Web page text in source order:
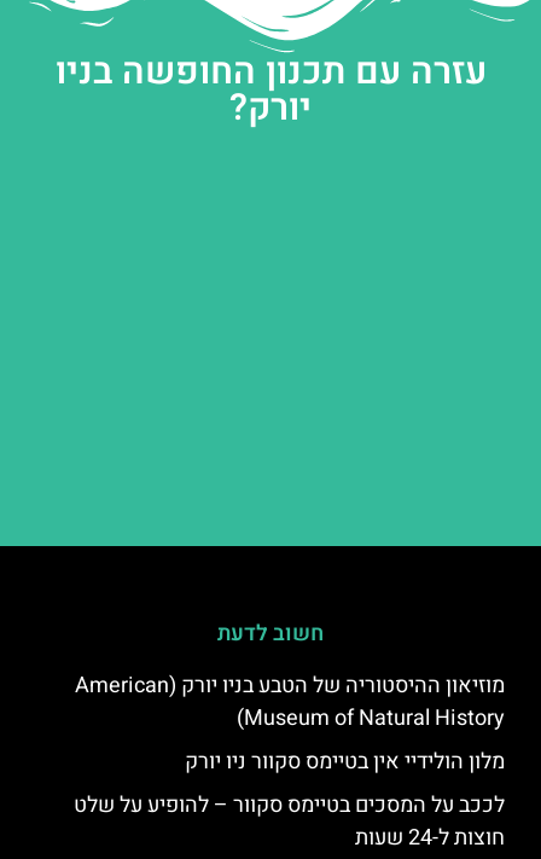
עזרה עם תכנון החופשה בניו
יורק?
חשוב לדעת
מוזיאון ההיסטוריה של הטבע בניו יורק (American
Museum of Natural History)
מלון הולידיי אין בטיימס סקוור ניו יורק
לככב על המסכים בטיימס סקוור – להופיע על שלט
חוצות ל-24 שעות